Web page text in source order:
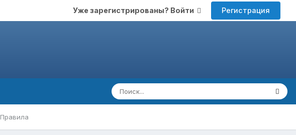
Уже зарегистрированы? Войти Регистрация
Правила